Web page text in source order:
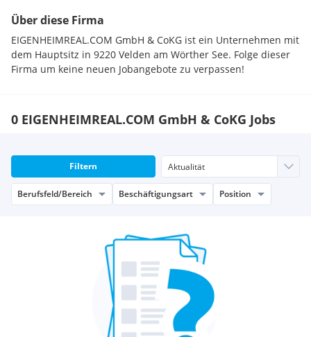
Über diese Firma
EIGENHEIMREAL.COM GmbH & CoKG ist ein Unternehmen mit
dem Hauptsitz in 9220 Velden am Wörther See. Folge dieser
Firma um keine neuen Jobangebote zu verpassen!
0 EIGENHEIMREAL.COM GmbH & CoKG Jobs
Filtern
Berufsfeld/Bereich Beschäftigungsart Position